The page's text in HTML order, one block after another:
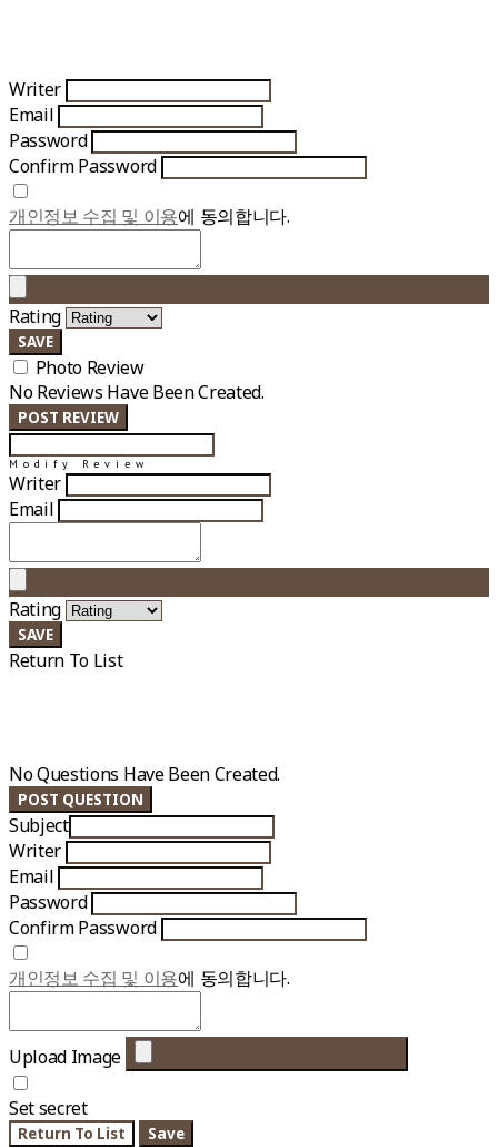
Writer
Email
Password
Confirm Password
개인정보 수집 및 이용에 동의합니다.
Rating
SAVE
Photo Review
No Reviews Have Been Created.
POST REVIEW
Modify Review
Writer
Email
Rating
SAVE
Return To List
No Questions Have Been Created.
POST QUESTION
Subject
Writer
Email
Password
Confirm Password
개인정보 수집 및 이용에 동의합니다.
Upload Image
Set secret
Return To List Save